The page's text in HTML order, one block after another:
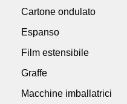
Cartone ondulato
Espanso
Film estensibile
Graffe
Macchine imballatrici